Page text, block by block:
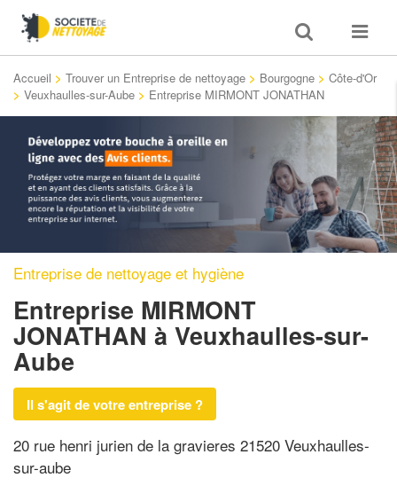
Toggle
search
Toggle
Accueil > Trouver un Entreprise de nettoyage > Bourgogne > Côte-d'Or
> Veuxhaulles-sur-Aube > Entreprise MIRMONT JONATHAN
Entreprise de nettoyage et hygiène
Entreprise MIRMONT
JONATHAN à Veuxhaulles-sur-
Aube
Il s'agit de votre entreprise ?
20 rue henri jurien de la gravieres 21520 Veuxhaulles-
sur-aube